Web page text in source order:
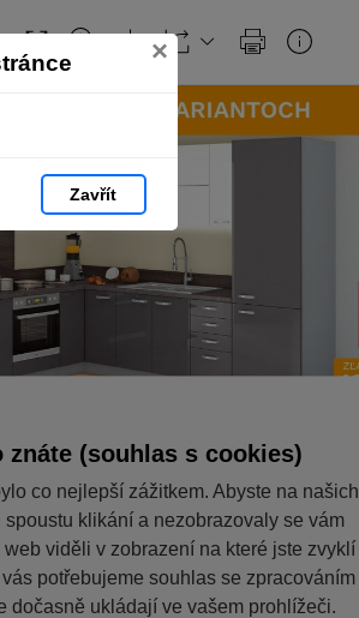
×
Zavřít
(souhlas s cookies)
co nejlepší zážitkem. Abyste na našich
klikání a nezobrazovaly se vám
viděli v zobrazení na které jste zvyklí
potřebujeme souhlas se zpracováním
dočasně ukládají ve vašem prohlížeči.